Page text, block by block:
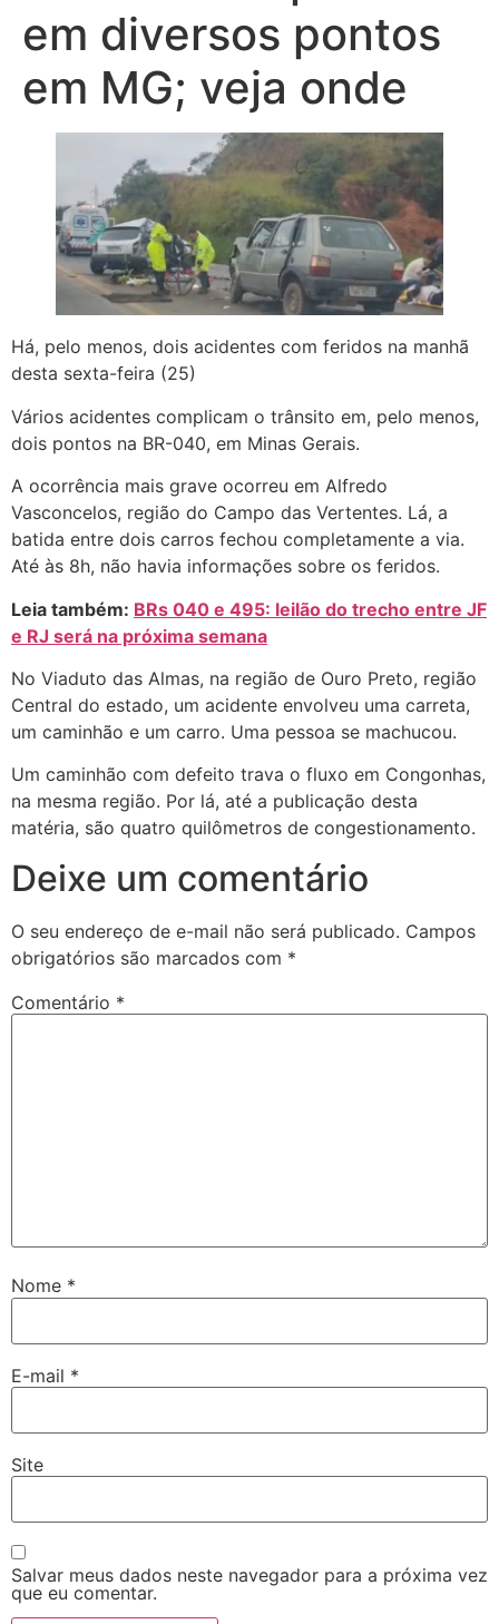
em diversos pontos
em MG; veja onde
Há, pelo menos, dois acidentes com feridos na manhã
desta sexta-feira (25)
Vários acidentes complicam o trânsito em, pelo menos,
dois pontos na BR-040, em Minas Gerais.
A ocorrência mais grave ocorreu em Alfredo
Vasconcelos, região do Campo das Vertentes. Lá, a
batida entre dois carros fechou completamente a via.
Até às 8h, não havia informações sobre os feridos.
Leia também: BRs 040 e 495: leilão do trecho entre JF
e RJ será na próxima semana
No Viaduto das Almas, na região de Ouro Preto, região
Central do estado, um acidente envolveu uma carreta,
um caminhão e um carro. Uma pessoa se machucou.
Um caminhão com defeito trava o fluxo em Congonhas,
na mesma região. Por lá, até a publicação desta
matéria, são quatro quilômetros de congestionamento.
Deixe um comentário
O seu endereço de e-mail não será publicado. Campos
obrigatórios são marcados com *
Comentário *
Nome *
E-mail *
Site
Salvar meus dados neste navegador para a próxima vez
que eu comentar.